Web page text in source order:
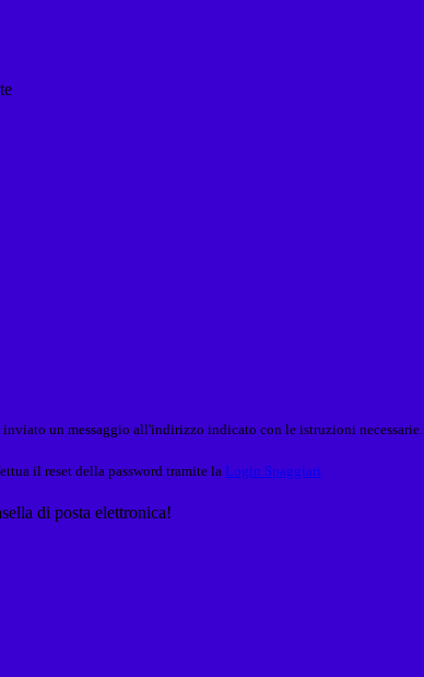
inviato un messaggio all'indirizzo indicato con le istruzioni necessarie.
il reset della password tramite la Login Spaggiari
di posta elettronica!